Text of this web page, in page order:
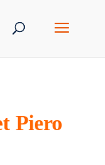
Piero